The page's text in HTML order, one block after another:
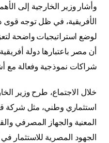
وأشار وزير الخارجية إلى
الأفريقية، في ظل توجه قوى
لوضع استراتيجيات واضحة
أن مصر باعتبارها دولة
شراكات نموذجية وفعالة مع
خلال الاجتماع، طرح وزير
استثماري وطني، مثل شركة
المعنية والجهاز المصرفي
الجهود المصرية للاستثمار